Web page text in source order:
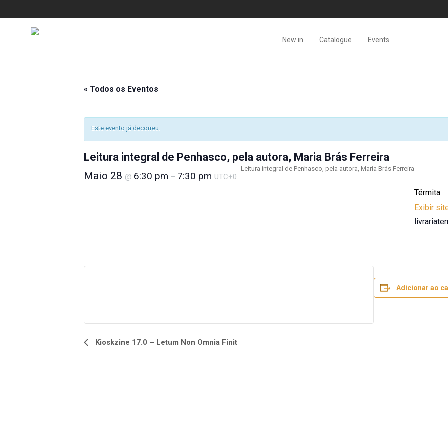
New in Catalogue Events
« Todos os Eventos
Este evento já decorreu.
Leitura integral de Penhasco, pela autora, Maria Brás Ferreira
Maio 28 @ 6:30 pm – 7:30 pm UTC+0
Leitura integral de Penhasco, pela autora, Maria Brás Ferreira
Térmita
Exibir
Adicionar ao
Navegação
Kioskzine 17.0 – Letum Non Omnia Finit